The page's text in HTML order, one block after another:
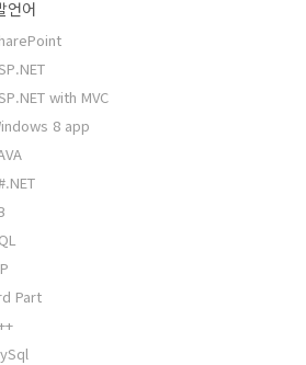
언어
with MVC
8 app
Part